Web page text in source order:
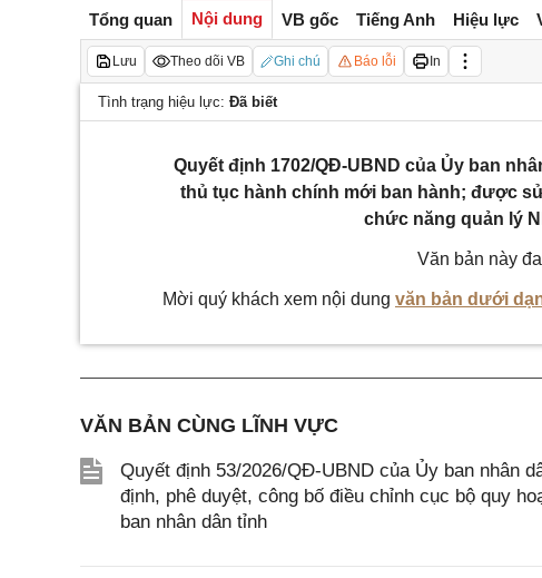
Tổng quan Nội dung VB gốc Tiếng Anh Hiệu lực
Lưu Theo dõi VB Ghi chú Báo lỗi In
Tình trạng hiệu lực: Đã biết
Quyết định 1702/QĐ-UBND của Ủy ban
thủ tục hành chính mới ban hành; được
chức năng quản lý
Văn bản này
Mời quý khách xem nội dung văn bản dưới
VĂN BẢN CÙNG LĨNH VỰC
Quyết định 53/2026/QĐ-UBND của Ủy ban nhân
định, phê duyệt, công bố điều chỉnh cục bộ quy
ban nhân dân tỉnh